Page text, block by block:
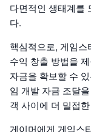
다면적인 생태계를
다.
핵심적으로, 게임
수익 창출 방법을
자금을 확보할 수
임 개발 자금 조달
객 사이에 더 밀접
게이머에게 게임스